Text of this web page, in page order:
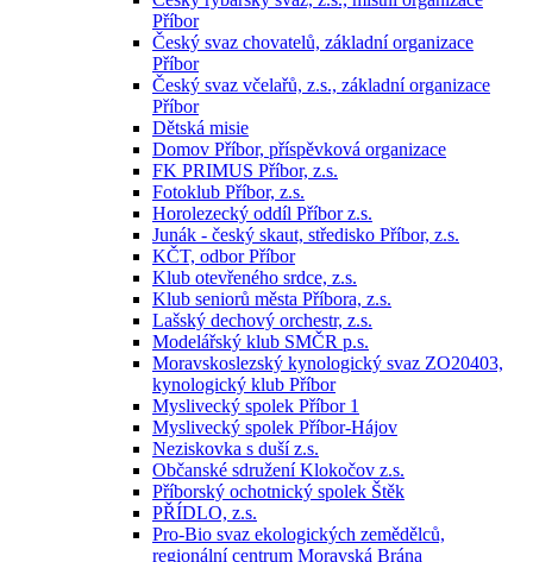
Příbor
Český svaz chovatelů, základní organizace
Příbor
Český svaz včelařů, z.s., základní organizace
Příbor
Dětská misie
Domov Příbor, příspěvková organizace
FK PRIMUS Příbor, z.s.
Fotoklub Příbor, z.s.
Horolezecký oddíl Příbor z.s.
Junák - český skaut, středisko Příbor, z.s.
KČT, odbor Příbor
Klub otevřeného srdce, z.s.
Klub seniorů města Příbora, z.s.
Lašský dechový orchestr, z.s.
Modelářský klub SMČR p.s.
Moravskoslezský kynologický svaz ZO20403,
kynologický klub Příbor
Myslivecký spolek Příbor 1
Myslivecký spolek Příbor-Hájov
Neziskovka s duší z.s.
Občanské sdružení Klokočov z.s.
Příborský ochotnický spolek Štěk
PŘÍDLO, z.s.
Pro-Bio svaz ekologických zemědělců,
regionální centrum Moravská Brána